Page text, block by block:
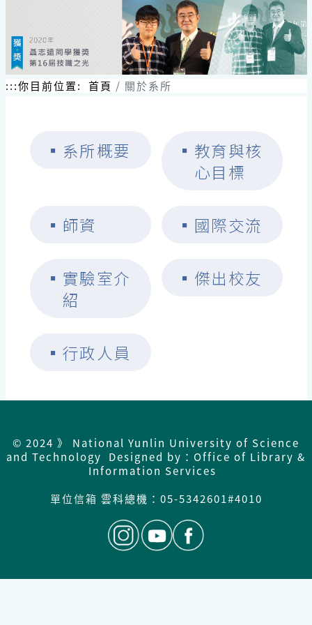
容
區:::你目前位置: 首頁 關於系所
▪ 系所概要 ▪ 教育與核
心目標
▪ 師資 ▪ 國際交流
▪ 實驗室介
紹
▪ 傑出校友
▪ 行政人員
© 2024 》 National Yunlin University of Science
and Technology Designed by：Office of Library &
Information Services
單位信箱 雲科總機： 05-5342601#4010